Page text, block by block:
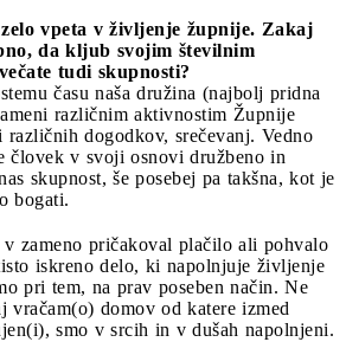
vpeta v življenje župnije. Zakaj
da kljub svojim številnim
tudi skupnosti?
času naša družina (najbolj pridna
različnim aktivnostim Župnije
dogodkov, srečevanj. Vedno
človek v svoji osnovi družbeno in
skupnost, še posebej pa takšna, kot je
bogati.
zameno pričakoval plačilo ali pohvalo
iskreno delo, ki napolnjuje življenje
pri tem, na prav poseben način. Ne
vračam(o) domov od katere izmed
smo v srcih in v dušah napolnjeni.